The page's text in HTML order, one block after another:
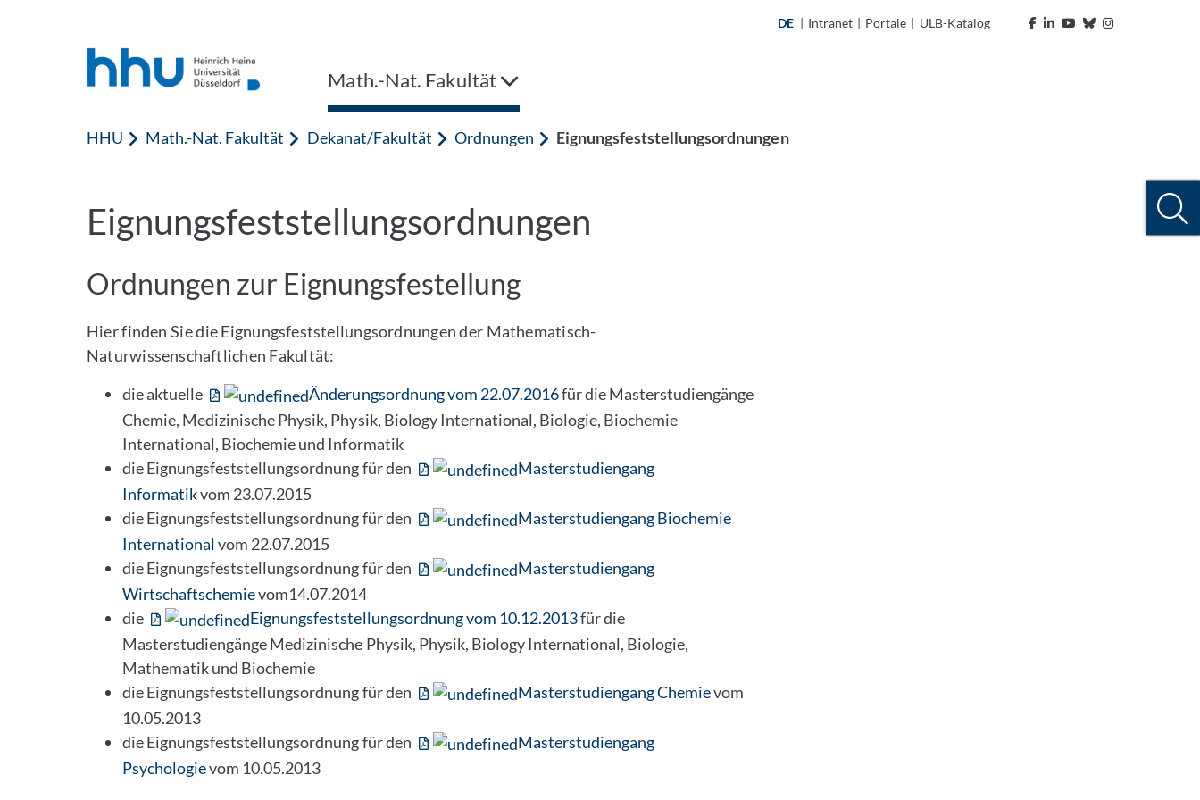
DE | Intranet | Portale | ULB-Katalog
Math.-Nat. Fakultät
HHU Math.-Nat. Fakultät Dekanat/Fakultät Ordnungen Eignungsfeststellungsordnungen
Eignungsfeststellungsordnungen
Ordnungen zur Eignungsfestellung
Hier finden Sie die Eignungsfeststellungsordnungen der Mathematisch-
Naturwissenschaftlichen Fakultät:
die aktuelle
Änderungsordnung vom 22.07.2016für die Masterstudiengänge
Chemie, Medizinische Physik, Physik, Biology International, Biologie, Biochemie
International, Biochemie und Informatik
die Eignungsfeststellungsordnung für den
Masterstudiengang
Informatikvom 23.07.2015
die Eignungsfeststellungsordnung für den
Masterstudiengang Biochemie
Internationalvom 22.07.2015
die Eignungsfeststellungsordnung für den
Masterstudiengang
Wirtschaftschemievom14.07.2014
die
Eignungsfeststellungsordnung vom 10.12.2013für die
Masterstudiengänge Medizinische Physik, Physik, Biology International, Biologie,
Mathematik und Biochemie
die Eignungsfeststellungsordnung für den
Masterstudiengang Chemievom
10.05.2013
die Eignungsfeststellungsordnung für den
Masterstudiengang
Psychologievom 10.05.2013